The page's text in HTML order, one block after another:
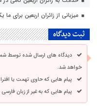
میزبانی از زائران اربعین برای
ثبت دیدگاه
دیدگاه های ارسال شده توسط
خواهد شد.
پیام هایی که حاوی تهمت یا
پیام هایی که به غیر از زبان